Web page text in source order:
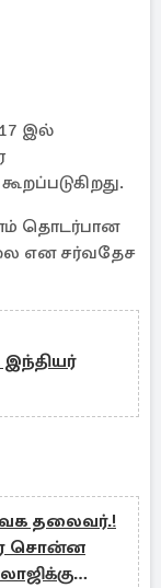
இல்
தொடர்பான
என சர்வதேச
தலைவர்.!
சொன்ன